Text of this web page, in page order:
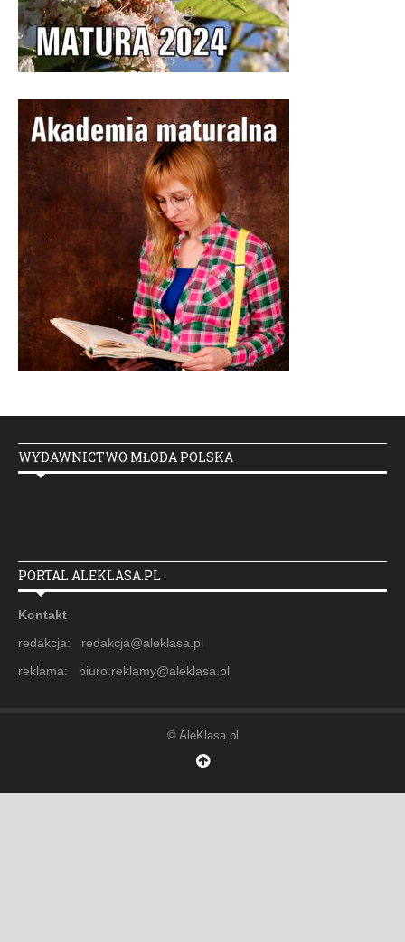
WYDAWNICTWO MŁODA POLSKA
PORTAL ALEKLASA.PL
Kontakt
redakcja: redakcja@aleklasa.pl
reklama: biuro.reklamy@aleklasa.pl
© AleKlasa.pl